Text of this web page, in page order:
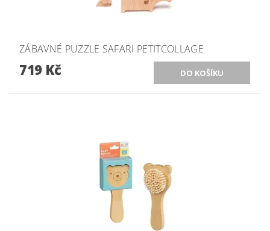
ZÁBAVNÉ PUZZLE SAFARI PETITCOLLAGE
719 Kč